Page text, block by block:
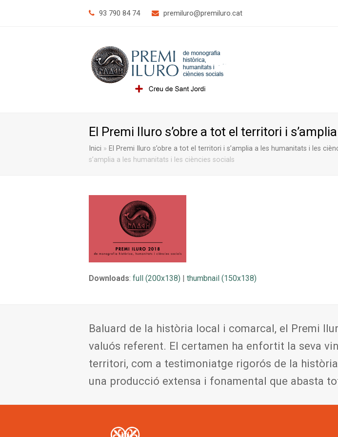
93 790 84 74 tac.orulimerp
@orulimerp
El Premi Iluro s’obre a tot el territori i
Inici » El Premi Iluro s’obre a tot el territori i s’amplia a les humanitats i les
s’amplia a les humanitats i les ciències socials
Downloads: full (200x138) | thumbnail (150x138)
Baluard de la història local i comarcal, el Premi
valuós referent. El certamen ha enfortit la seva
territori, com a testimoniatge rigorós de la
una producció extensa i fonamental que abasta